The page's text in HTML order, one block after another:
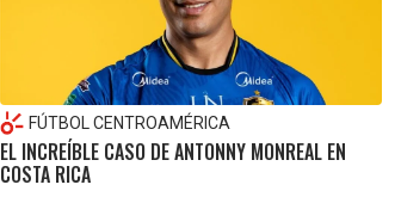
FÚTBOL CENTROAMÉRICA
EL INCREÍBLE CASO DE ANTONNY MONREAL EN
COSTA RICA